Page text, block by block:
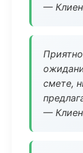
—
смете,
—